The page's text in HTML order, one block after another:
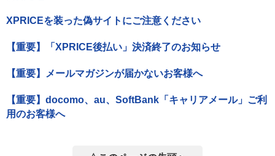
XPRICEを装った偽サイトにご注意ください
【重要】「XPRICE後払い」決済終了のお知らせ
【重要】メールマガジンが届かないお客様へ
【重要】docomo、au、SoftBank「キャリアメール」ご利
用のお客様へ